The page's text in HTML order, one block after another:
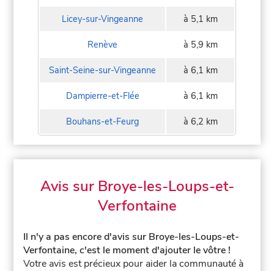
Licey-sur-Vingeanne à 5,1 km
Renève à 5,9 km
Saint-Seine-sur-Vingeanne à 6,1 km
Dampierre-et-Flée à 6,1 km
Bouhans-et-Feurg à 6,2 km
Avis sur Broye-les-Loups-et-
Verfontaine
Il n'y a pas encore d'avis sur Broye-les-Loups-et-
Verfontaine, c'est le moment d'ajouter le vôtre !
Votre avis est précieux pour aider la communauté à